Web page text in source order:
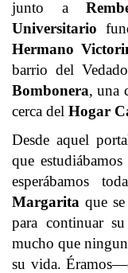
junto a
Universitario
Hermano
barrio del
Bombonera, una
cerca del Hogar
Desde aquel
que
esperábamos
Margarita que
para continuar
mucho que
su vida.